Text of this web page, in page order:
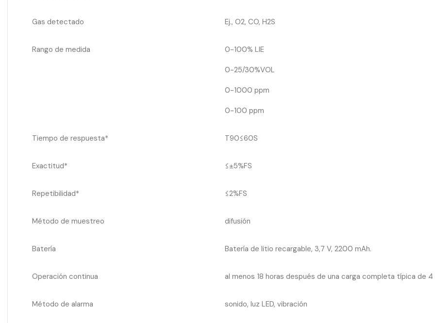
Gas detectado Ej., O2, CO, H2S
Rango de medida 0-100% LIE
0-25/30%VOL
0-1000 ppm
0-100 ppm
Tiempo de respuesta* T90≤60S
Exactitud* ≤±5%FS
Repetibilidad* ≤2%FS
Método de muestreo difusión
Batería Batería de litio recargable, 3,7 V, 2200 mAh.
Operación continua al menos 18 horas después de una carga completa típica de 4
Método de alarma sonido, luz LED, vibración